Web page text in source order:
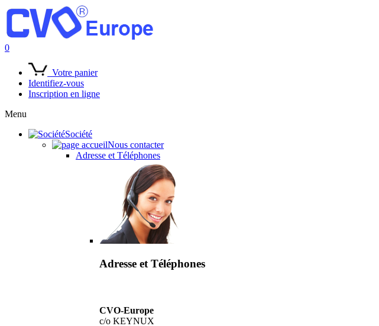
0
Votre panier
Identifiez-vous
Inscription en ligne
Menu
Société
Nous contacter
Adresse et Téléphones
Adresse et Téléphones
CVO-Europe
c/o KEYNUX